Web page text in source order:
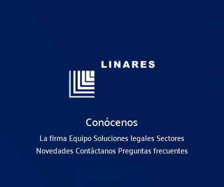
Conócenos
La firma EquipoSoluciones legalesSectores
Novedades Contáctanos Preguntas frecuentes